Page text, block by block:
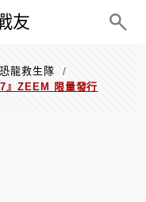
友
龍救生隊
/
』ZEEM 限量發行